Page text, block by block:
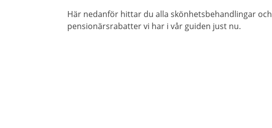
Här nedanför hittar du alla skönhetsbehandlingar och
pensionärsrabatter vi har i vår guiden just nu.